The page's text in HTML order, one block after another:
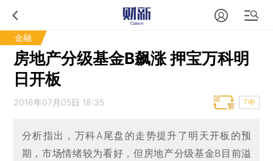
金融
房地产分级基金B飙涨 押宝万科明
日开板
2016年07月05日 18:35 T中
分析指出，万科A尾盘的走势提升了明天开板的预
期，市场情绪较为看好，但房地产分级基金B目前溢